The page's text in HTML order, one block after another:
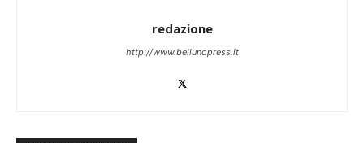
redazione
http://www.bellunopress.it